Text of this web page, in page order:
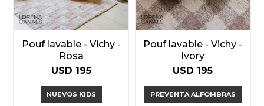
Pouf lavable - Vichy -
Rosa
USD 195
NUEVOS KIDS
Pouf lavable - Vichy -
Ivory
USD 195
PREVENTA ALFOMBRAS